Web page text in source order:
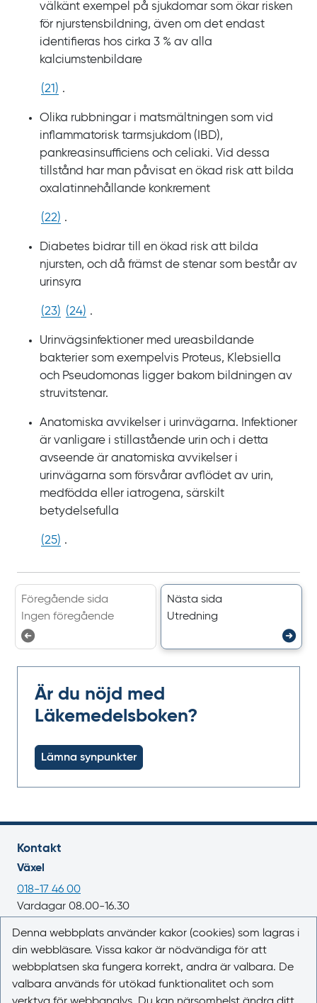
välkänt exempel på sjukdomar som ökar risken
för njurstensbildning, även om det endast
identifieras hos cirka 3 % av alla
kalciumstenbildare
(21) .
Olika rubbningar i matsmältningen som vid
inflammatorisk tarmsjukdom (IBD),
pankreasinsufficiens och celiaki. Vid dessa
tillstånd har man påvisat en ökad risk att bilda
oxalatinnehållande konkrement
(22) .
Diabetes bidrar till en ökad risk att bilda
njursten, och då främst de stenar som består av
urinsyra
(23) (24) .
Urinvägsinfektioner med ureasbildande
bakterier som exempelvis Proteus, Klebsiella
och Pseudomonas ligger bakom bildningen av
struvitstenar.
Anatomiska avvikelser i urinvägarna. Infektioner
är vanligare i stillastående urin och i detta
avseende är anatomiska avvikelser i
urinvägarna som försvårar avflödet av urin,
medfödda eller iatrogena, särskilt
betydelsefulla
(25) .
Föregående sida
Ingen föregående
Nästa sida
Utredning
Är du nöjd med
Läkemedelsboken?
Lämna synpunkter
Kontakt
Växel
018-17 46 00
Vardagar 08.00-16.30
E-post
registrator@lakemedelsverket.se
Om webbplatsen
Denna webbplats använder kakor (cookies) som lagras i
din webbläsare. Vissa kakor är nödvändiga för att
webbplatsen ska fungera korrekt, andra är valbara. De
valbara används för utökad funktionalitet och som